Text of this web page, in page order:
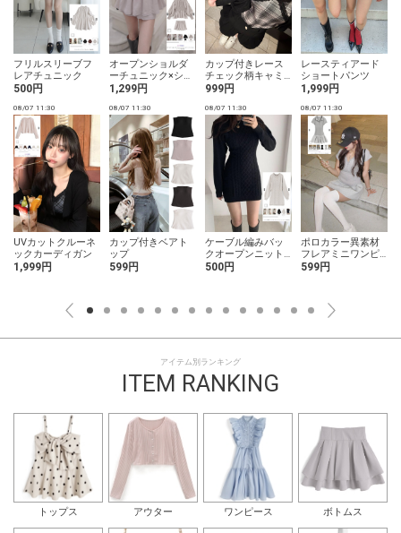
フリルスリーブフ
レアチュニック
500円
オープンショルダ
ーチュニック×ショ
ートパンツセット
1,299円
カップ付きレース
チェック柄キャミ
ソール
999円
レースティアード
ショートパンツ
1,999円
08/07 11:30
UVカットクルーネ
ックカーディガン
1,999円
08/07 11:30
カップ付きベアト
ップ
599円
08/07 11:30
ケーブル編みバッ
クオープンニット
ミニワンピース
500円
08/07 11:30
ポロカラー異素材
フレアミニワンピ
ース
599円
アイテム別ランキング
ITEM RANKING
トップス アウター ワンピース ボトムス